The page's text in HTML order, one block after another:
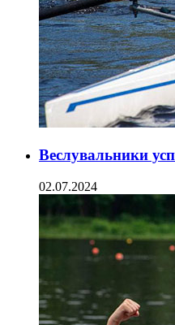
Веслувальники
02.07.2024